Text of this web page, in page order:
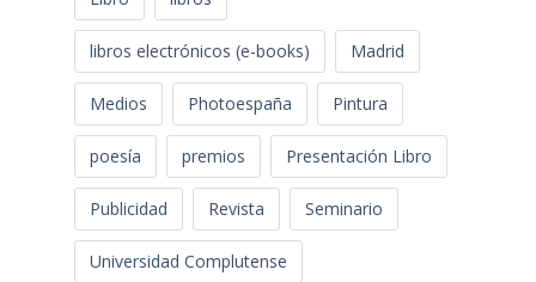
libros electrónicos (e-books) Madrid
Medios Photoespaña Pintura
poesía premios Presentación Libro
Publicidad Revista Seminario
Universidad Complutense